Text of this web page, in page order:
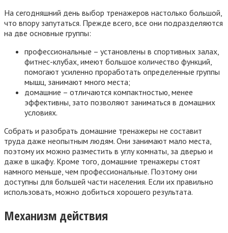
На сегодняшний день выбор тренажеров настолько большой,
что впору запутаться. Прежде всего, все они подразделяются
на две основные группы:
профессиональные – установлены в спортивных залах,
фитнес-клубах, имеют большое количество функций,
помогают усиленно проработать определенные группы
мышц, занимают много места;
домашние – отличаются компактностью, менее
эффективны, зато позволяют заниматься в домашних
условиях.
Собрать и разобрать домашние тренажеры не составит
труда даже неопытным людям. Они занимают мало места,
поэтому их можно разместить в углу комнаты, за дверью и
даже в шкафу. Кроме того, домашние тренажеры стоят
намного меньше, чем профессиональные. Поэтому они
доступны для большей части населения. Если их правильно
использовать, можно добиться хорошего результата.
Механизм действия